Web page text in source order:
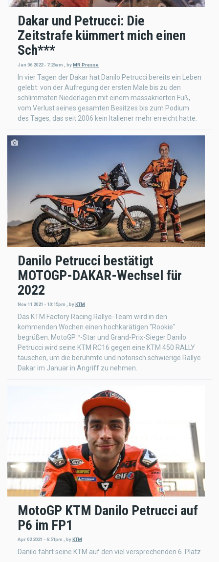
Dakar und Petrucci: Die
Zeitstrafe kümmert mich einen
Sch***
Jan 06 2022 - 7:26am byMR Presse
In vier Tagen der Dakar hat Danilo Petrucci bereits ein Leben
gelebt: von der Aufregung der ersten Male bis zu den
schlimmsten Niederlagen mit einem massakrierten Fuß,
vom Verlust seines gesamten Besitzes bis zum Podium
des Tages, das seit 2006 kein Italiener mehr erreicht hatte.
Danilo Petrucci bestätigt
MOTOGP-DAKAR-Wechsel für
2022
Nov 11 2021 - 10:15pm byKTM
Das KTM Factory Racing Rallye-Team wird in den
kommenden Wochen einen hochkarätigen "Rookie"
begrüßen: MotoGP™-Star und Grand-Prix-Sieger Danilo
Petrucci wird seine KTM RC16 gegen eine KTM 450 RALLY
tauschen, um die berühmte und notorisch schwierige Rallye
Dakar im Januar in Angriff zu nehmen.
MotoGP KTM Danilo Petrucci auf
P6 im FP1
Apr 02 2021 - 6:51pm byKTM
Danilo fährt seine KTM auf den viel versprechenden 6. Platz